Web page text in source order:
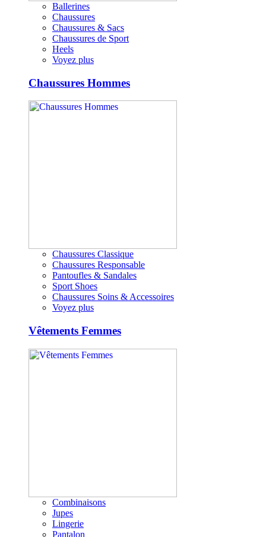
Ballerines
Chaussures
Chaussures & Sacs
Chaussures de Sport
Heels
Voyez plus
Chaussures Hommes
Chaussures Classique
Chaussures Responsable
Pantoufles & Sandales
Sport Shoes
Chaussures Soins & Accessoires
Voyez plus
Vêtements Femmes
Combinaisons
Jupes
Lingerie
Pantalon